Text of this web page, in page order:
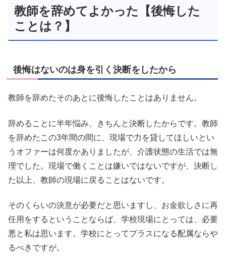
教師を辞めてよかった【後悔した
ことは？】
後悔はないのは身を引く決断をしたから
教師を辞めたそのあとに後悔したことはありません。
辞めることに半年悩み、きちんと決断したからです。教師
を辞めたこの3年間の間に、現場で力を貸してほしいとい
うオファーは何度かありましたが、介護状態の生活では無
理でした。現場で働くことは嫌いではないですが、決断し
た以上、教師の現場に戻ることはないです。
そのくらいの決意が必要だと思いますし、お金欲しさに再
任用をするということならば、学校現場にとっては、必要
悪と私は思います。学校にとってプラスになる配属ならや
るべきですが。